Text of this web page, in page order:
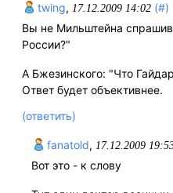
twing, 17.12.2009 14:02 (#)
Вы не Мильштейна
России?"
А Бжезинского: "Что
Ответ будет объективнее.
(ответить)
fanatold, 17.12.2009
Вот это - к слову